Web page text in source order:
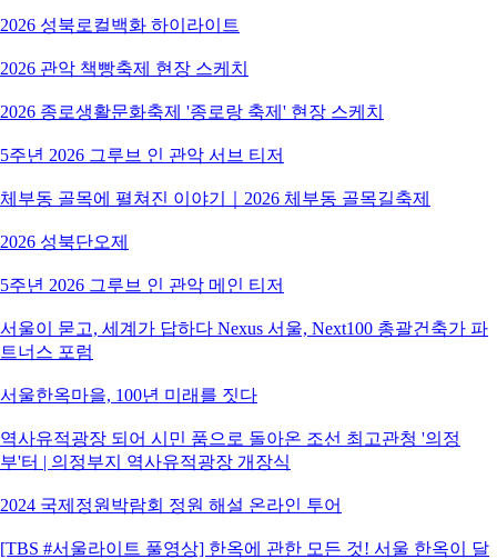
2026 성북로컬백화 하이라이트
2026 관악 책빵축제 현장 스케치
2026 종로생활문화축제 '종로랑 축제' 현장 스케치
5주년 2026 그루브 인 관악 서브 티저
체부동 골목에 펼쳐진 이야기｜2026 체부동 골목길축제
2026 성북단오제
5주년 2026 그루브 인 관악 메인 티저
서울이 묻고, 세계가 답하다 Nexus 서울, Next100 총괄건축가 파
트너스 포럼
서울한옥마을, 100년 미래를 짓다
역사유적광장 되어 시민 품으로 돌아온 조선 최고관청 '의정
부'터 | 의정부지 역사유적광장 개장식
2024 국제정원박람회 정원 해설 온라인 투어
[TBS #서울라이트 풀영상] 한옥에 관한 모든 것! 서울 한옥이 달